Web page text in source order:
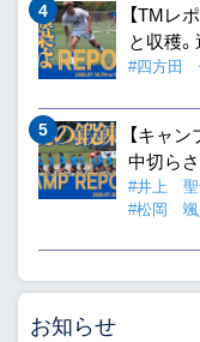
【TMレ
と収穫
#四方田
【キャ
中切ら
#井上
#松岡 颯
お知らせ